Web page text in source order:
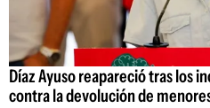
Díaz Ayuso reapareció tras los
contra la devolución de